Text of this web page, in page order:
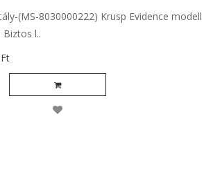
(MS-8030000222) Krusp Evidence modell
l..